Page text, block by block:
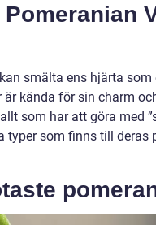
smälta ens hjärta
kända för sin charm
som har att göra med
typer som finns till deras